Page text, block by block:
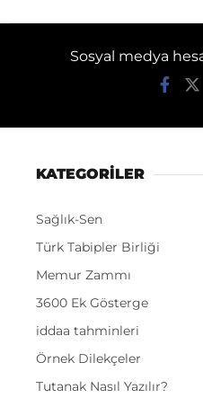
Sosyal medya
KATEGORİLER
Sağlık-Sen
Türk Tabipler Birliği
Memur Zammı
3600 Ek Gösterge
iddaa tahminleri
Örnek Dilekçeler
Tutanak Nasıl Yazılır?